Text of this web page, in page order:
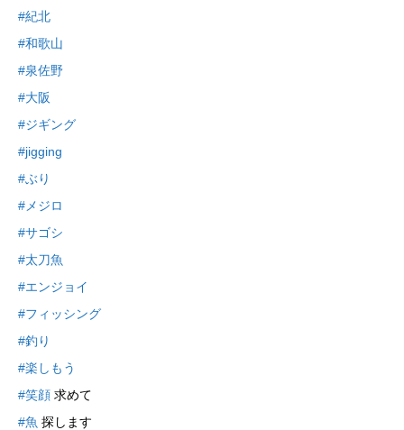
#紀北
#和歌山
#泉佐野
#大阪
#ジギング
#jigging
#ぶり
#メジロ
#サゴシ
#太刀魚
#エンジョイ
#フィッシング
#釣り
#楽しもう
#笑顔 求めて
#魚 探します